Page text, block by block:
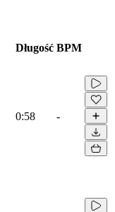
Długość BPM
0:58 -